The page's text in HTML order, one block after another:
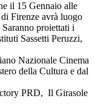
il 15 Gennaio alle
Firenze avrà luogo
Saranno proiettati i
Sassetti Peruzzi,
Nazionale Cinema
della Cultura e dal
PRD, Il Girasole